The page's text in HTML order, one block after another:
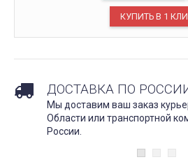
ДОСТАВКА ПО
Мы доставим ваш заказ
Области или транспортной
России.